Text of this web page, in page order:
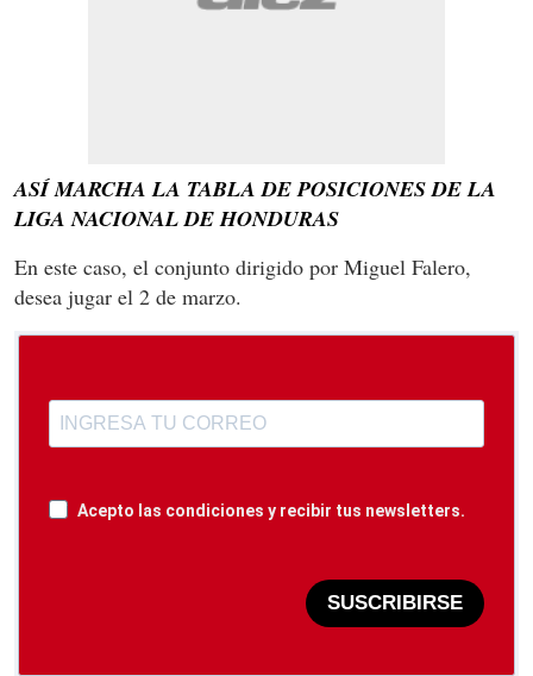
ASÍ MARCHA LA TABLA DE POSICIONES DE LA
LIGA NACIONAL DE HONDURAS
En este caso, el conjunto dirigido por Miguel Falero,
desea jugar el 2 de marzo.
Acepto las condiciones y recibir tus newsletters.
SUSCRIBIRSE